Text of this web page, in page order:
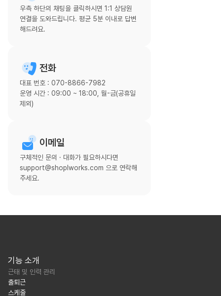
우측 하단의 채팅을 클릭하시면 1:1 상담원
연결을 도와드립니다. 평균 5분 이내로 답변
해드려요.
전화
대표 번호 : 070-8866-7982
운영 시간 : 09:00 ~ 18:00, 월-금(공휴일
제외)
이메일
구체적인 문의 · 대화가 필요하시다면
support@shoplworks.com 으로 연락해
주세요.
기능 소개
근태 및 인력 관리
출퇴근
스케줄